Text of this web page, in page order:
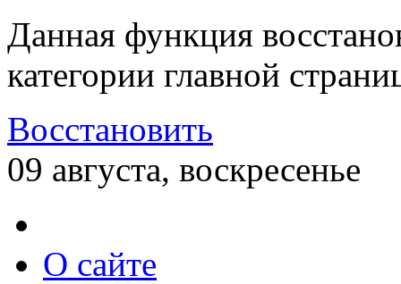
Данная функция
категории главной
Восстановить
09 августа, воскресенье
О сайте